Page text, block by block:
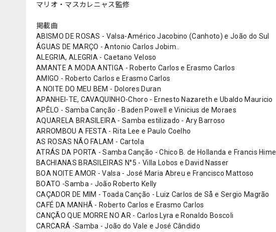
マリオ・マスカレニャス監修
掲載曲
ABISMO DE ROSAS - Valsa-Américo Jacobino (Canhoto) e João do Sul
ÁGUAS DE MARÇO - Antonio Carlos Jobim..
ALEGRIA, ALEGRIA - Caetano Veloso
AMANTE A MODA ANTIGA - Roberto Carlos e Erasmo Carlos
AMIGO - Roberto Carlos e Erasmo Carlos
A NOITE DO MEU BEM - Dolores Duran
APANHEI-TE, CAVAQUINHO-Choro - Ernesto Nazareth e Ubaldo Mauricio
APÊLO - Samba Canção - Baden Powell e Vinicius de Moraes
AQUARELA BRASILEIRA - Samba estilizado - Ary Barroso
ARROMBOU A FESTA - Rita Lee e Paulo Coelho
AS ROSAS NÃO FALAM - Cartola
ATRÁS DA PORTA - Samba Canção - Chico B. de Hollanda e Francis Hime
BACHIANAS BRASILEIRAS N°5 - Villa Lobos e David Nasser
BOA NOITE AMOR - Valsa - José Maria Abreu e Francisco Mattoso
BOATO -Samba - João Roberto Kelly
CAÇADOR DE MIM - Toada Canção - Luiz Carlos de Så e Sergio Magrão
CAFÉ DA MANHÃ - Roberto Carlos e Erasmo Carlos
CANÇÃO QUE MORRE NO AR - Carlos Lyra e Ronaldo Boscoli
CARCARÁ -Samba - João do Vale e José Cândido